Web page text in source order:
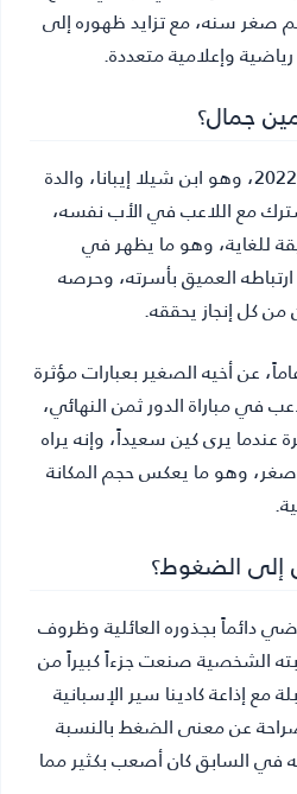
صغر سنه، مع تزايد ظهوره إلى
وإعلامية متعددة.
جمال؟
ولد كين في سبتمبر/أيلول 2022، وهو ابن شيلا إيبانا، والدة
مع اللاعب في الأب نفسه،
للغاية، وهو ما يظهر في
العميق بأسرته، وحرصه
كل إنجاز يحققه.
تحدث جمال، البالغ 18 عاماً، عن أخيه الصغير بعبارات مؤثرة
في مباراة الدور ثمن النهائي،
عندما يرى كين سعيداً، وإنه يراه
وهو ما يعكس حجم المكانة
إلى الضغوط؟
دائماً بجذوره العائلية وظروف
الشخصية صنعت جزءاً كبيراً من
إذاعة كادينا سير الإسبانية
عن معنى الضغط بالنسبة
في السابق كان أصعب بكثير مما